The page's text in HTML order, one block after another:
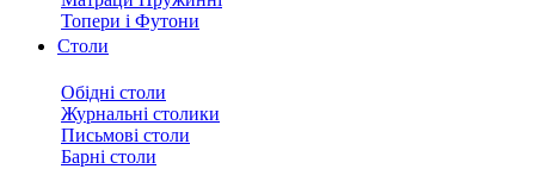
Топери і Футони
Столи
Обідні столи
Журнальні столики
Письмові столи
Барні столи